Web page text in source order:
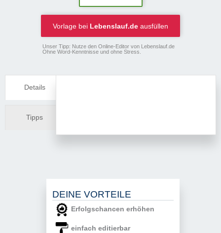
Vorlage bei Lebenslauf.de ausfüllen
Unser Tipp: Nutze den Online-Editor von Lebenslauf.de
Ohne Word-Kenntnisse und ohne Stress.
Details
Tipps
DEINE VORTEILE
Erfolgschancen erhöhen
einfach editierbar